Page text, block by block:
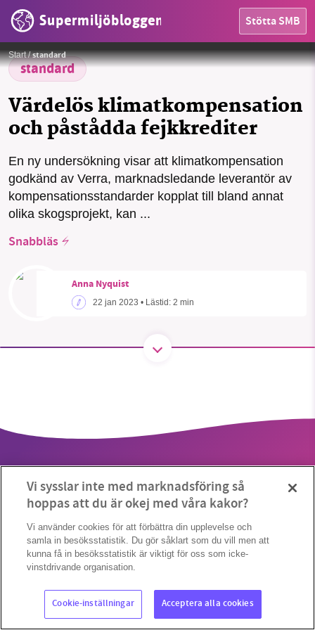
Supermiljöbloggen Stötta SMB
OMRÅDEN
MILJÖFAKTA
OM OSS
Start/standard
standard
Värdelös klimatkompensation
och påstådda fejkkrediter
En ny undersökning visar att klimatkompensation
godkänd av Verra, marknadsledande leverantör av
kompensationsstandarder kopplat till bland annat
olika skogsprojekt, kan ...
Snabbläs
Anna Nyquist
22 jan 2023 • Lästid: 2 min
Foto:Valentin / Pixabay
Copyright 2023 © Supermiljöbloggen Cookieinställningar
SMB kämpar för en hållbar framtid. Sedan
starten 2010 har vår ideella redaktion drivit
miljödebatten framåt genom
nyhetsbevakning och granskningar. Nu vill vi
utveckla vårt arbete – och vi hoppas att du
Stötta vårt arbete genom att swisha en slant till
Vi sysslar inte med marknadsföring så
hoppas att du är okej med våra kakor?
Vi använder cookies för att förbättra din upplevelse och
samla in besöksstatistik. Du gör såklart som du vill men att
kunna få in besöksstatistik är viktigt för oss som icke-
vinstdrivande organisation.
Cookie-inställningar Acceptera alla cookies